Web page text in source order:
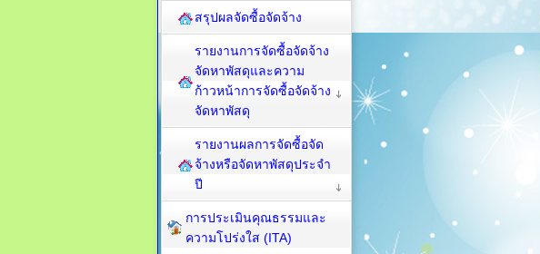
สรุปผลจัดซื้อจัดจ้าง
รายงานการจัดซื้อจัดจ้าง
จัดหาพัสดุและความ
ก้าวหน้าการจัดซื้อจัดจ้าง
จัดหาพัสดุ
รายงานผลการจัดซื้อจัด
จ้างหรือจัดหาพัสดุประจำ
ปี
การประเมินคุณธรรมและ
ความโปร่งใส (ITA)